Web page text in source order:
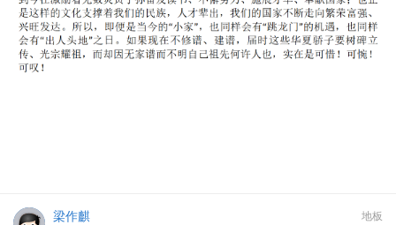
地板
梁作麒